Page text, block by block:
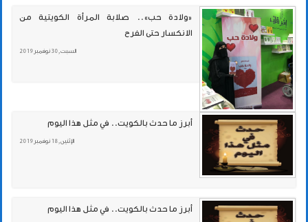
«ولادة حب».. صلابة المرأة الكويتية من
الانكسار حتى الفرح
السبت , 30 نوفمبر 2019
أبرز ما حدث بالكويت.. في مثل هذا اليوم
الإثنين , 18 نوفمبر 2019
أبرز ما حدث بالكويت.. في مثل هذا اليوم